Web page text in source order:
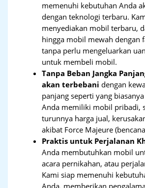
memenuhi kebutuhan Anda
dengan teknologi terbaru.
menyediakan mobil terbaru,
hingga mobil mewah dengan
tanpa perlu mengeluarkan
untuk membeli mobil.
Tanpa Beban Jangka
akan terbebani dengan
panjang seperti yang
Anda memiliki mobil pribadi,
turunnya harga jual,
akibat Force Majeure
Praktis untuk Perjalanan
Anda membutuhkan mobil
acara pernikahan, atau
Kami siap memenuhi